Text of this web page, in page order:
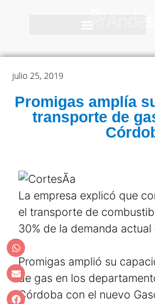
julio 25, 2019
Promigas amplía
transporte de
La empresa explicó que
el transporte de
30% de la demanda actual
Promigas amplió su
de gas en los
Córdoba con el nuevo